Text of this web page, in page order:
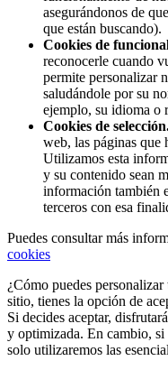
asegurándonos de
que están buscando).
Cookies de
reconocerle cuando
permite personalizar
saludándole por su
ejemplo, su idioma o
Cookies de
web, las páginas que
Utilizamos esta
y su contenido sean
información también
terceros con esa
Puedes consultar más
cookies
¿Cómo puedes
sitio, tienes la opción de
Si decides aceptar,
y optimizada. En cambio,
solo utilizaremos las